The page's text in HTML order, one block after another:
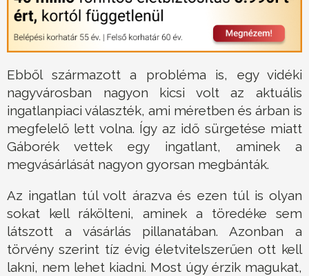
Ebből származott a probléma is, egy vidéki
nagyvárosban nagyon kicsi volt az aktuális
ingatlanpiaci választék, ami méretben és árban is
megfelelő lett volna. Így az idő sürgetése miatt
Gáborék vettek egy ingatlant, aminek a
megvásárlását nagyon gyorsan megbánták.
Az ingatlan túl volt árazva és ezen túl is olyan
sokat kell rákölteni, aminek a töredéke sem
látszott a vásárlás pillanatában. Azonban a
törvény szerint tíz évig életvitelszerűen ott kell
lakni, nem lehet kiadni. Most úgy érzik magukat,